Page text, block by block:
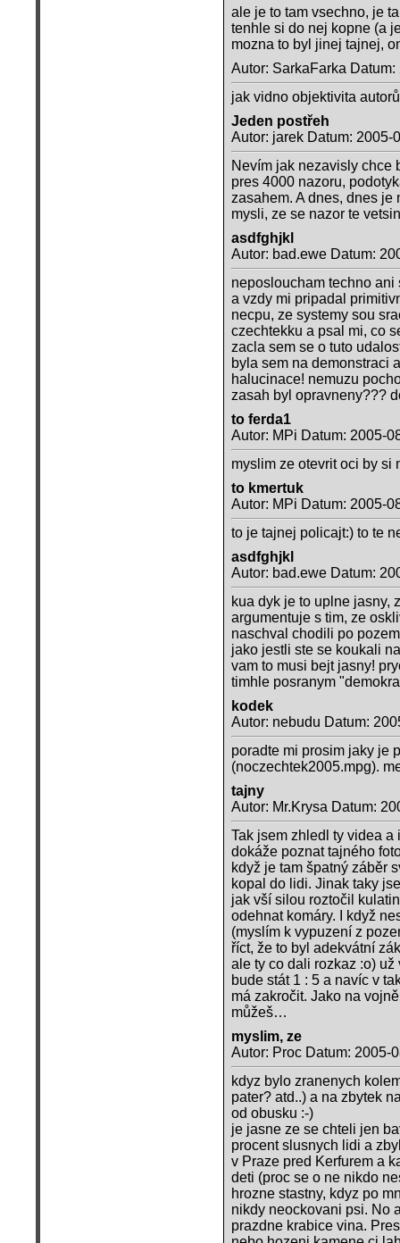
ale je to tam vsechno, je
tenhle si do nej kopne (a
mozna to byl jinej tajnej,
Autor: SarkaFarka
jak vidno objektivita
Jeden postřeh
Autor: jarek Datum: 2005-
Nevím jak nezavisly chce
pres 4000 nazoru,
zasahem. A dnes, dnes
mysli, ze se nazor te
asdfghjkl
Autor: bad.ewe Datum:
neposloucham techno
a vzdy mi pripadal
necpu, ze systemy sou
czechtekku a psal mi, co
zacla sem se o tuto
byla sem na demonstraci
halucinace! nemuzu
zasah byl opravneny???
to ferda1
Autor: MPi Datum: 2005-
myslim ze otevrit oci by si
to kmertuk
Autor: MPi Datum: 2005-
to je tajnej policajt:) to te
asdfghjkl
Autor: bad.ewe Datum:
kua dyk je to uplne jasny,
argumentuje s tim, ze
naschval chodili po
jako jestli ste se koukali
vam to musi bejt jasny!
timhle posranym
kodek
Autor: nebudu Datum:
poradte mi prosim jaky je
(noczechtek2005.mpg).
tajny
Autor: Mr.Krysa Datum:
Tak jsem zhledl ty videa
dokáže poznat tajného
když je tam špatný záběr
kopal do lidi. Jinak taky
jak vší silou roztočil
odehnat komáry. I když
(myslím k vypuzení z
říct, že to byl adekvátní
ale ty co dali rozkaz :o)
bude stát 1 : 5 a navíc v
má zakročit. Jako na
můžeš…
myslim, ze
Autor: Proc Datum: 2005-
kdyz bylo zranenych
pater? atd..) a na zbytek
od obusku :-)
je jasne ze se chteli jen
procent slusnych lidi a
v Praze pred Kerfurem a
deti (proc se o ne nikdo
hrozne stastny, kdyz po
nikdy neockovani psi. No
prazdne krabice vina.